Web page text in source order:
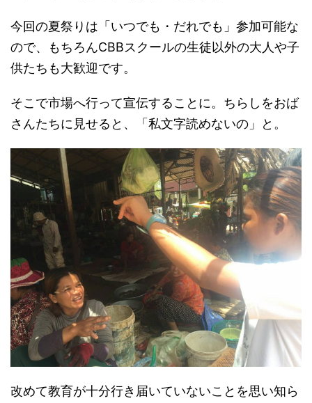
今回の夏祭りは「いつでも・だれでも」参加可能な
ので、もちろんCBBスクールの生徒以外の大人や子
供たちも大歓迎です。
そこで市場へ行って宣伝することに。ちらしをおば
さんたちに見せると、「私文字読めないの」と。
改めて教育が十分行き届いていないことを思い知ら